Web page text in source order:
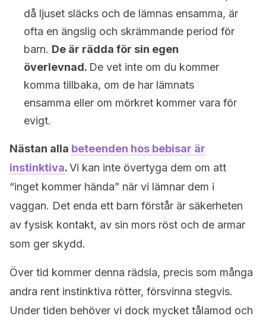
då ljuset släcks och de lämnas ensamma, är
ofta en ängslig och skrämmande period för
barn. De är rädda för sin egen
överlevnad. De vet inte om du kommer
komma tillbaka, om de har lämnats
ensamma eller om mörkret kommer vara för
evigt.
Nästan alla beteenden hos bebisar är
instinktiva.Vi kan inte övertyga dem om att
“inget kommer hända” när vi lämnar dem i
vaggan. Det enda ett barn förstår är säkerheten
av fysisk kontakt, av sin mors röst och de armar
som ger skydd.
Över tid kommer denna rädsla, precis som många
andra rent instinktiva rötter, försvinna stegvis.
Under tiden behöver vi dock mycket tålamod och